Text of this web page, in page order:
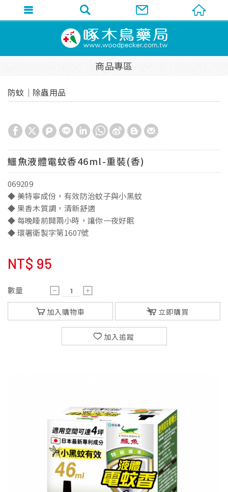
商品專區
防蚊│除蟲用品
鱷魚液體電蚊香46ml-重裝(香)
069209
◆ 美特寧成份，有效防治蚊子與小黑蚊
◆ 果香木質調，清新舒適
◆ 每晚睡前開兩小時，讓你一夜好眠
◆ 環署衛製字第1607號
NT$ 95
數量
加入購物車 立即購買
加入追蹤